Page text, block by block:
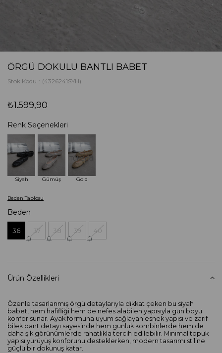
ÖRGÜ DOKULU BANTLI BABET
Stok Kodu (4326241SYH)
₺1.599,90
Renk Seçenekleri
Siyah Gümüş
Tükendi
Gold
Beden Tablosu
Beden
36 37 38 39 40
Ürün Özellikleri
Özenle tasarlanmış örgü detaylarıyla dikkat çeken bu siyah
babet, hem hafifliği hem de nefes alabilen yapısıyla gün boyu
konfor sunar. Ayak formuna uyum sağlayan esnek yapısı ve zarif
bilek bant detayı sayesinde hem günlük kombinlerde hem de
daha şık görünümlerde rahatlıkla tercih edilebilir. Minimal topuk
yapısı yürüyüş konforunu desteklerken, modern tasarımı stiline
güçlü bir dokunuş katar.